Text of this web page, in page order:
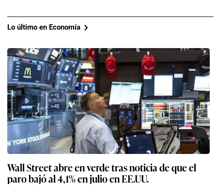
Lo último en Economía
Wall Street abre en verde tras noticia de que el
paro bajó al 4,1% en julio en EE.UU.